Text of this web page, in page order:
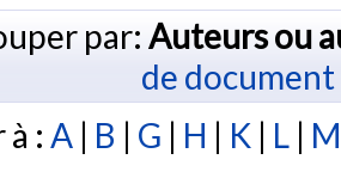
par: Auteurs ou
de document
: A | B | G | H | K | L | M